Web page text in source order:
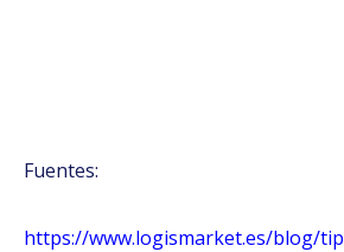
Fuentes:
https://www.logismarket.es/blog/